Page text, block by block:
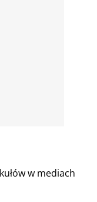
w mediach